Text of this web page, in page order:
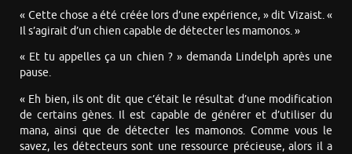
« Cette chose a été créée lors d’une expérience, » dit Vizaist. «
Il s’agirait d’un chien capable de détecter les mamonos. »
« Et tu appelles ça un chien ? » demanda Lindelph après une
pause.
« Eh bien, ils ont dit que c’était le résultat d’une modification
de certains gènes. Il est capable de générer et d’utiliser du
mana, ainsi que de détecter les mamonos. Comme vous le
savez, les détecteurs sont une ressource précieuse, alors il a